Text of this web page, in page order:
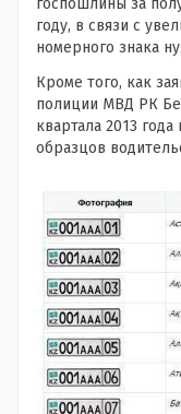
году, в связи с
номерного знака
Кроме того, как
полиции МВД РК
квартала 2013
образцов